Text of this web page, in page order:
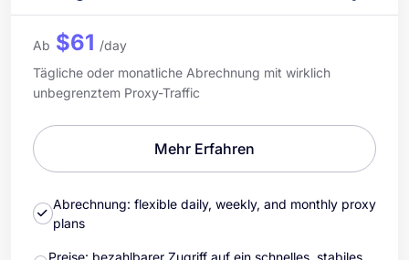
Ab $61 /day
Tägliche oder monatliche Abrechnung mit wirklich
unbegrenztem Proxy-Traffic
Mehr Erfahren
Abrechnung: flexible daily, weekly, and monthly proxy
plans
Preise: bezahlbarer Zugriff auf ein schnelles, stabiles